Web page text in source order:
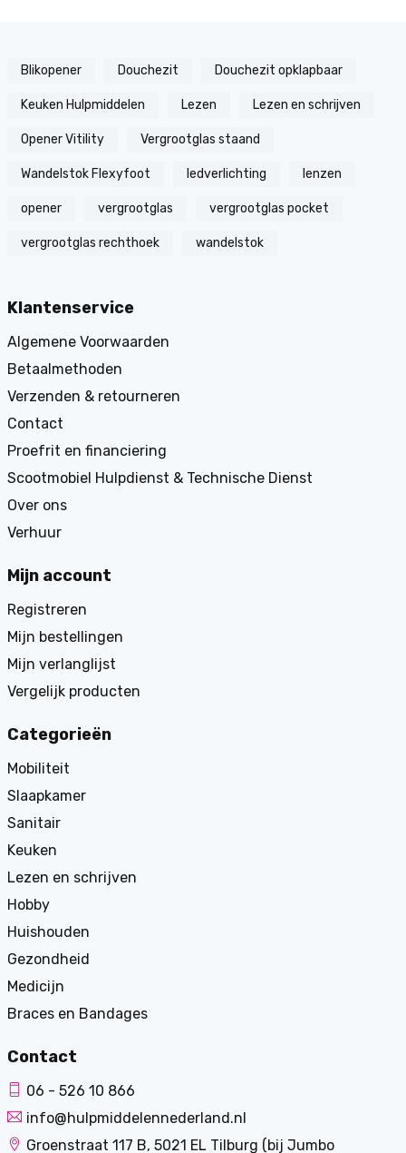
Blikopener Douchezit Douchezit opklapbaar
Keuken Hulpmiddelen Lezen Lezen en schrijven
Opener Vitility Vergrootglas staand
Wandelstok Flexyfoot ledverlichting lenzen
opener vergrootglas vergrootglas pocket
vergrootglas rechthoek wandelstok
Klantenservice
Algemene Voorwaarden
Betaalmethoden
Verzenden & retourneren
Contact
Proefrit en financiering
Scootmobiel Hulpdienst & Technische Dienst
Over ons
Verhuur
Mijn account
Registreren
Mijn bestellingen
Mijn verlanglijst
Vergelijk producten
Categorieën
Mobiliteit
Slaapkamer
Sanitair
Keuken
Lezen en schrijven
Hobby
Huishouden
Gezondheid
Medicijn
Braces en Bandages
Contact
06 - 526 10 866
info@hulpmiddelennederland.nl
Groenstraat 117 B, 5021 EL Tilburg (bij Jumbo